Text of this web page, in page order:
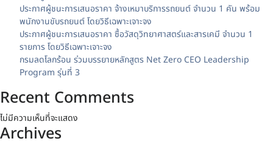
ประกาศผู้ชนะการเสนอราคา จ้างเหมาบริการรถยนต์ จำนวน 1 คัน พร้อม
พนักงานขับรถยนต์ โดยวิธีเฉพาะเจาะจง
ประกาศผู้ชนะการเสนอราคา ซื้อวัสดุวิทยาศาสตร์และสารเคมี จำนวน 1
รายการ โดยวิธีเฉพาะเจาะจง
กรมลดโลกร้อน ร่วมบรรยายหลักสูตร Net Zero CEO Leadership
Program รุ่นที่ 3
Recent Comments
ไม่มีความเห็นที่จะแสดง
Archives